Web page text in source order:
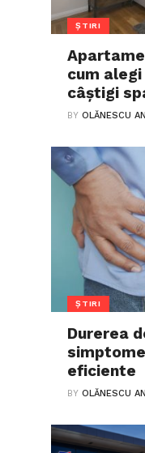
ȘTIRI
cum
câștigi
BYOLĂNESCU
ȘTIRI
Durerea
eficiente
BYOLĂNESCU